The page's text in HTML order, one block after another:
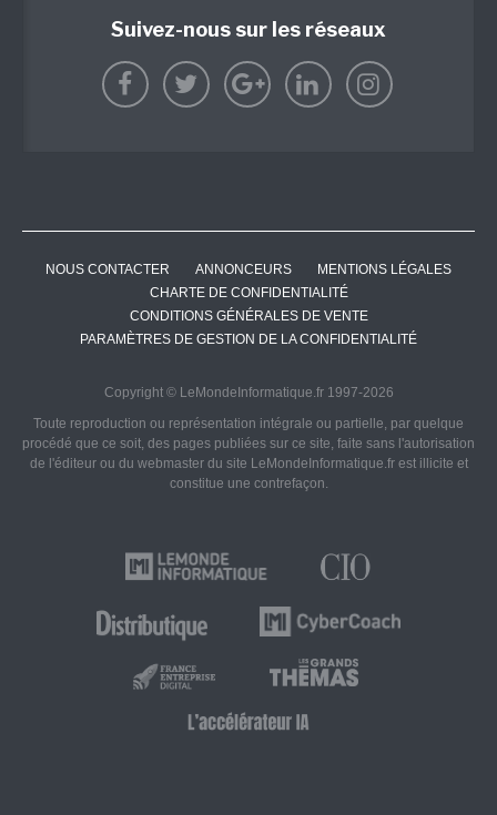
Suivez-nous sur les réseaux
NOUS CONTACTER ANNONCEURS
MENTIONS LÉGALES
CHARTE DE CONFIDENTIALITÉ
CONDITIONS GÉNÉRALES DE VENTE
PARAMÈTRES DE GESTION DE LA CONFIDENTIALITÉ
Copyright © LeMondeInformatique.fr 1997-2026
Toute reproduction ou représentation intégrale ou partielle, par quelque
procédé que ce soit, des pages publiées sur ce site, faite sans l'autorisation
de l'éditeur ou du webmaster du site LeMondeInformatique.fr est illicite et
constitue une contrefaçon.